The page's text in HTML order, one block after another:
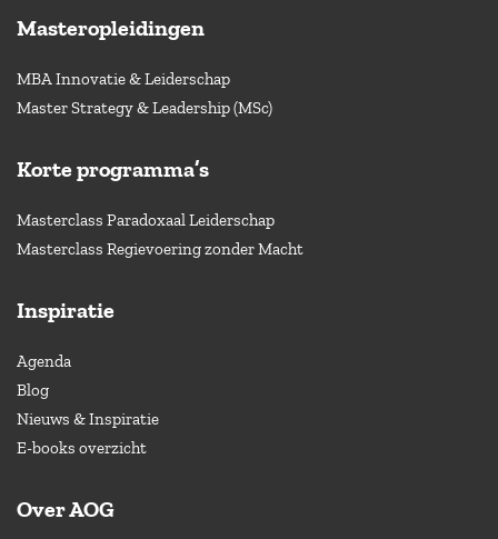
Masteropleidingen
MBA Innovatie & Leiderschap
Master Strategy & Leadership (MSc)
Korte programma’s
Masterclass Paradoxaal Leiderschap
Masterclass Regievoering zonder Macht
Inspiratie
Agenda
Blog
Nieuws & Inspiratie
E-books overzicht
Over AOG